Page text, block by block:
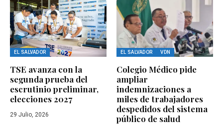
EL SALVADOR
TSE avanza con la
segunda prueba del
escrutinio preliminar,
elecciones 2027
29 Julio, 2026
EL SALVADOR VDN
Colegio Médico pide
ampliar
indemnizaciones a
miles de trabajadores
despedidos del sistema
público de salud